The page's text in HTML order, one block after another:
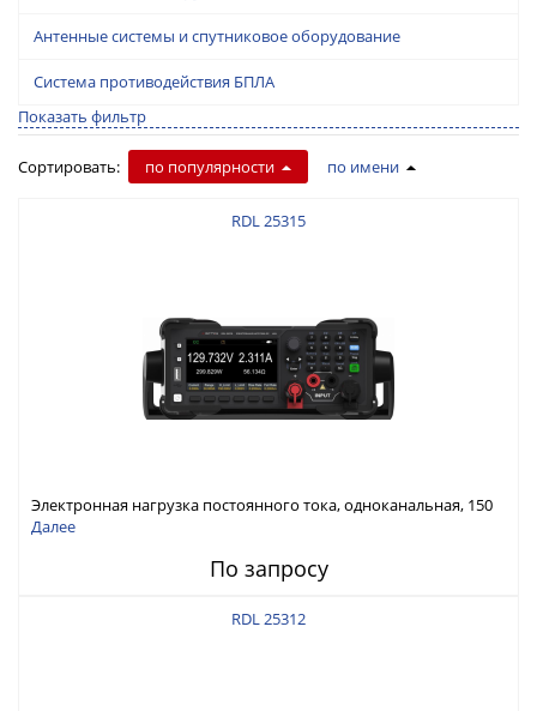
Антенные системы и спутниковое оборудование
Система противодействия БПЛА
Показать фильтр
Сортировать: по популярности по имени
RDL 25315
Электронная нагрузка постоянного тока, одноканальная, 150
В, 30 А, 300 Вт
Далее
По запросу
RDL 25312